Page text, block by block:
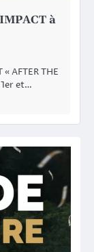
à
AFTER THE
1er et…